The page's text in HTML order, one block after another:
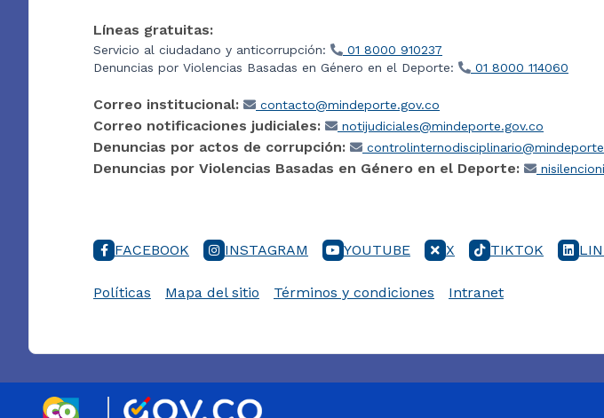
Líneas gratuitas:
Servicio al ciudadano y anticorrupción:
01 8000 910237
Denuncias por Violencias Basadas en Género en el Deporte:
01 8000 114060
Correo institucional: contacto@mindeporte.gov.co
Correo notificaciones judiciales: notijudiciales@mindeporte.gov.co
Denuncias por actos de corrupción:
Denuncias por Violencias Basadas en Género en el Deporte:
FACEBOOK INSTAGRAM YOUTUBE X TIKTOK
Políticas Mapa del sitio Términos y condiciones Intranet